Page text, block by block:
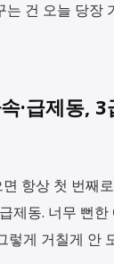
는 건 오늘 당장
·급제동,
항상 첫 번째
제동. 너무 뻔
렇게 거칠게 안